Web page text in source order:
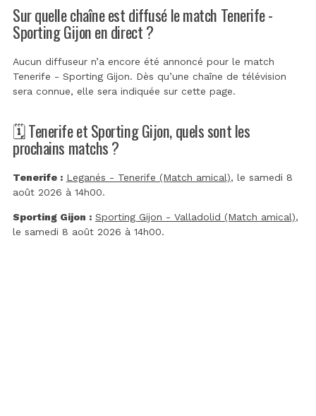
Sur quelle chaîne est diffusé le match Tenerife -
Sporting Gijon en direct ?
Aucun diffuseur n’a encore été annoncé pour le match
Tenerife - Sporting Gijon. Dès qu’une chaîne de télévision
sera connue, elle sera indiquée sur cette page.
🗓️ Tenerife et Sporting Gijon, quels sont les
prochains matchs ?
Tenerife : Leganés - Tenerife (Match amical), le samedi 8
août 2026 à 14h00.
Sporting Gijon : Sporting Gijon - Valladolid (Match amical),
le samedi 8 août 2026 à 14h00.